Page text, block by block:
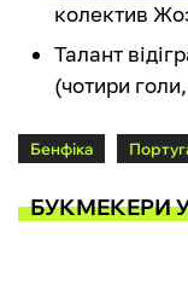
колектив
Талант
(чотири
Бенфіка
БУКМЕКЕРИ